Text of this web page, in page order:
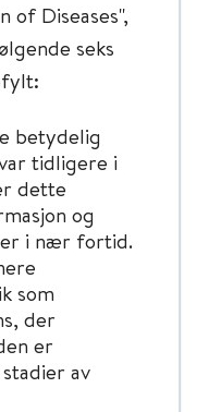
of Diseases",
seks
betydelig
tidligere i
dette
og
i nær fortid.
som
der
er
av